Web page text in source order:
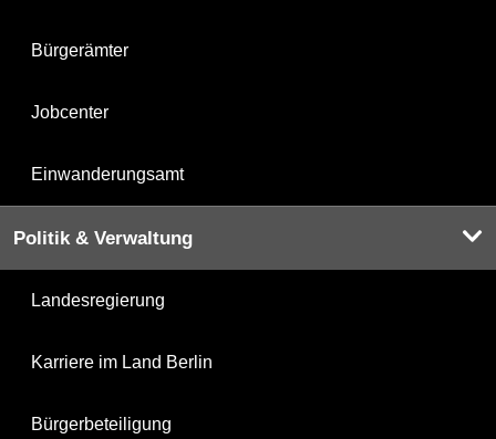
Bürgerämter
Jobcenter
Einwanderungsamt
Politik & Verwaltung
Landesregierung
Karriere im Land Berlin
Bürgerbeteiligung